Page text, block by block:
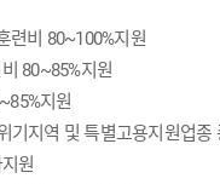
련비 80~100%지원
80~85%지원
지원
지역 및 특별고용지원업
원